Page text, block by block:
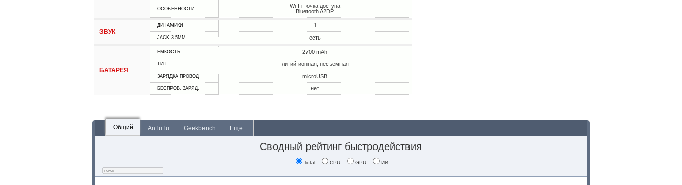
ОСОБЕННОСТИ
Wi-Fi точка доступа
Bluetooth A2DP
ЗВУК
ДИНАМИКИ 1
JACK 3.5MM есть
БАТАРЕЯ
ЕМКОСТЬ 2700 mAh
ТИП литий-ионная, несъемная
ЗАРЯДКА ПРОВОД microUSB
БЕСПРОВ. ЗАРЯД. нет
Общий AnTuTu Geekbench Еще...
Сводный рейтинг быстродействия
Total CPU GPU ИИ